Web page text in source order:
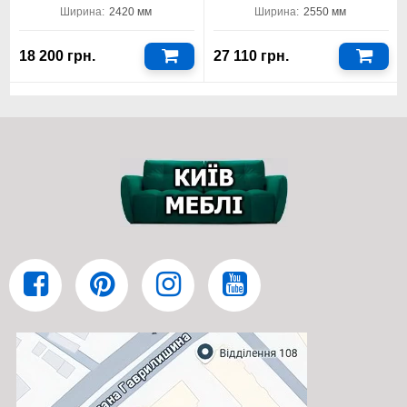
➤
Доставка, оплата и выгодная покупка пуфа в
Киев-Мебель™
использоваться. Универсальный дизайн модели отлично
подходит как для классических, так и для современных
интерьеров. Пуф станет не только практичным дополнением,
или прихожей. Прочная конструкция, качественная фурнитура
и износостойкие материалы обеспечивают долгий срок
службы без потери внешней привлекательности. Вся
продукция Viorina DEKO проходит проверку на соответствие
Ширина: 2420 мм
18 200 грн.
Ширина: 2550 мм
27 110 грн.